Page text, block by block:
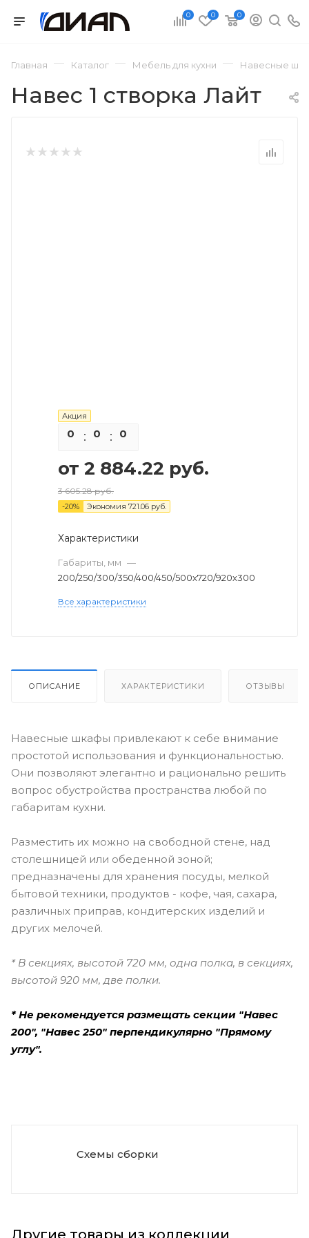
0 0 0
Главная — Каталог — Мебель для кухни — Навесные
Навес 1 створка Лайт
Акция
0 0 0
от 2 884.22 руб.
3 605.28 руб.
-20% Экономия 721.06 руб.
Характеристики
Габариты, мм —
200/250/300/350/400/450/500х720/920х300
Все характеристики
ОПИСАНИЕ ХАРАКТЕРИСТИКИ ОТЗЫВЫ
Навесные шкафы привлекают к себе внимание
простотой использования и функциональностью.
Они позволяют элегантно и рационально решить
вопрос обустройства пространства любой по
габаритам кухни.
Разместить их можно на свободной стене, над
столешницей или обеденной зоной;
предназначены для хранения посуды, мелкой
бытовой техники, продуктов - кофе, чая, сахара,
различных приправ, кондитерских изделий и
других мелочей.
* В секциях, высотой 720 мм, одна полка, в секциях,
высотой 920 мм, две полки.
* Не рекомендуется размещать секции "Навес
200", "Навес 250" перпендикулярно "Прямому
углу".
Схемы сборки
Другие товары из коллекции